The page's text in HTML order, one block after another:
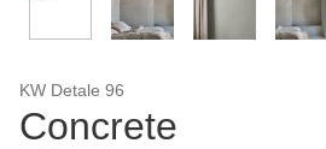
KW Detale 96
Concrete